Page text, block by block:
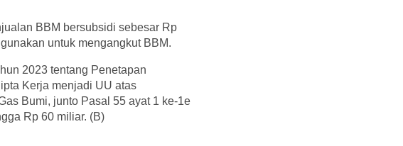
BBM bersubsidi sebesar Rp
untuk mengangkut BBM.
2023 tentang Penetapan
Kerja menjadi UU atas
Bumi, junto Pasal 55 ayat 1 ke-1e
Rp 60 miliar. (B)